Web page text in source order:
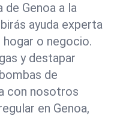
Genoa a la
ayuda experta
o negocio.
y destapar
de
con nosotros
en Genoa,